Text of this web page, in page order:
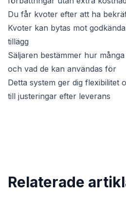
Du får kvoter efter att ha
Kvoter kan bytas mot
tillägg
Säljaren bestämmer hur
och vad de kan användas för
Detta system ger dig flexibilitet
till justeringar efter leverans
Relaterade